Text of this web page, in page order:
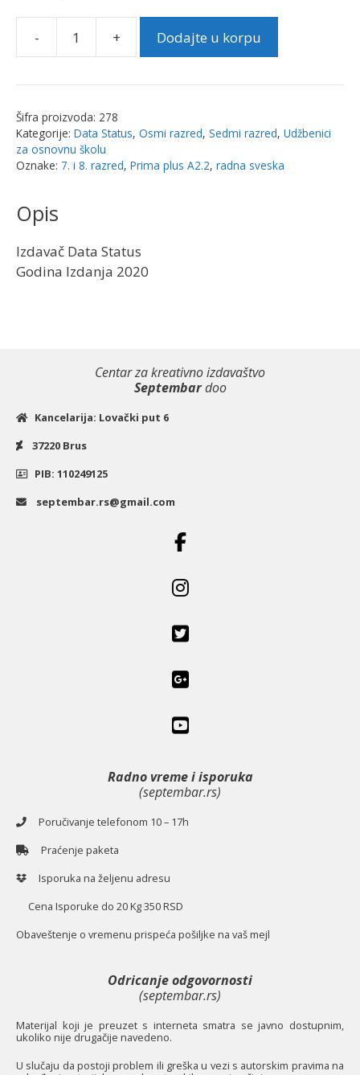
-
Prima
A
radna
za
učenja)
i
god.
učenja)
Data
+ Dodajte u korpu
Šifra proizvoda: 278
Kategorije: Data Status, Osmi razred, Sedmi razred, Udžbenici
za osnovnu školu
Oznake: 7. i 8. razred, Prima plus A2.2, radna sveska
Opis
Izdavač Data Status
Godina Izdanja 2020
Centar za kreativno izdavaštvo
Septembardoo
Kancelarija: Lovački put 6
37220 Brus
PIB: 110249125
septembar.rs@gmail.com
Radno vreme i isporuka
(septembar.rs)
Poručivanje telefonom 10 – 17h
Praćenje paketa
Isporuka na željenu adresu
Cena Isporuke do 20 Kg 350 RSD
Obaveštenje o vremenu prispeća pošiljke na vaš mejl
Odricanje odgovornosti
(septembar.rs)
Materijal koji je preuzet s interneta smatra se javno dostupnim,
ukoliko nije drugačije navedeno.
U slučaju da postoji problem ili greška u vezi s autorskim pravima na